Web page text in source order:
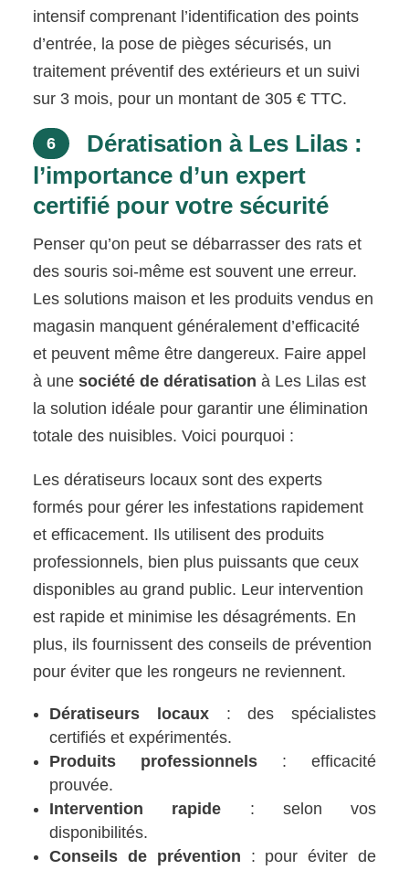
intensif comprenant l’identification des points
d’entrée, la pose de pièges sécurisés, un
traitement préventif des extérieurs et un suivi
sur 3 mois, pour un montant de 305 € TTC.
6
Dératisation à Les Lilas :
l’importance d’un expert
certifié pour votre sécurité
Penser qu’on peut se débarrasser des rats et
des souris soi-même est souvent une erreur.
Les solutions maison et les produits vendus en
magasin manquent généralement d’efficacité
et peuvent même être dangereux. Faire appel
à unesociété de dératisation à Les Lilas est
la solution idéale pour garantir une élimination
totale des nuisibles. Voici pourquoi :
Les dératiseurs locaux sont des experts
formés pour gérer les infestations rapidement
et efficacement. Ils utilisent des produits
professionnels, bien plus puissants que ceux
disponibles au grand public. Leur intervention
est rapide et minimise les désagréments. En
plus, ils fournissent des conseils de prévention
pour éviter que les rongeurs ne reviennent.
Dératiseurs locaux: des spécialistes
certifiés et expérimentés.
Produits professionnels : efficacité
prouvée.
Intervention rapide : selon vos
disponibilités.
Conseils de prévention : pour éviter de